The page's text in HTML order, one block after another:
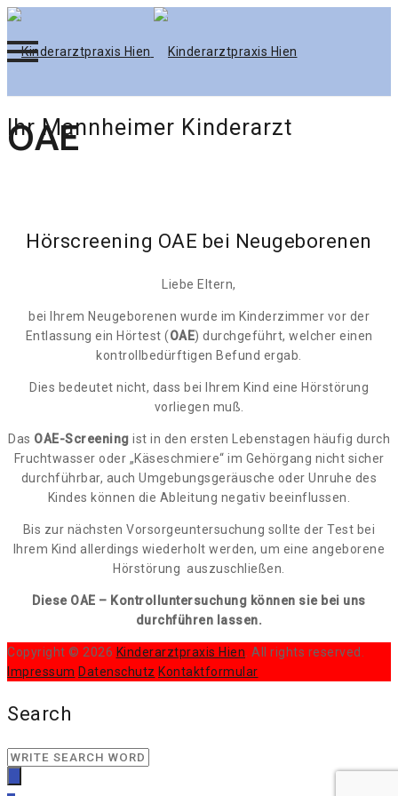
Ihr Mannheimer Kinderarzt
to
content
OAE
Hörscreening OAE bei Neugeborenen
Liebe Eltern,
bei Ihrem Neugeborenen wurde im Kinderzimmer vor der
Entlassung ein Hörtest (OAE) durchgeführt, welcher einen
kontrollbedürftigen Befund ergab.
Dies bedeutet nicht, dass bei Ihrem Kind eine Hörstörung
vorliegen muß.
Das OAE-Screening ist in den ersten Lebenstagen häufig durch
Fruchtwasser oder „Käseschmiere“ im Gehörgang nicht sicher
durchführbar, auch Umgebungsgeräusche oder Unruhe des
Kindes können die Ableitung negativ beeinflussen.
Bis zur nächsten Vorsorgeuntersuchung sollte der Test bei
Ihrem Kind allerdings wiederholt werden, um eine angeborene
Hörstörung auszuschließen.
Diese OAE – Kontrolluntersuchung können sie bei uns
durchführen lassen.
Copyright © 2026 Kinderarztpraxis Hien . All rights reserved.
Impressum Datenschutz Kontaktformular
Search